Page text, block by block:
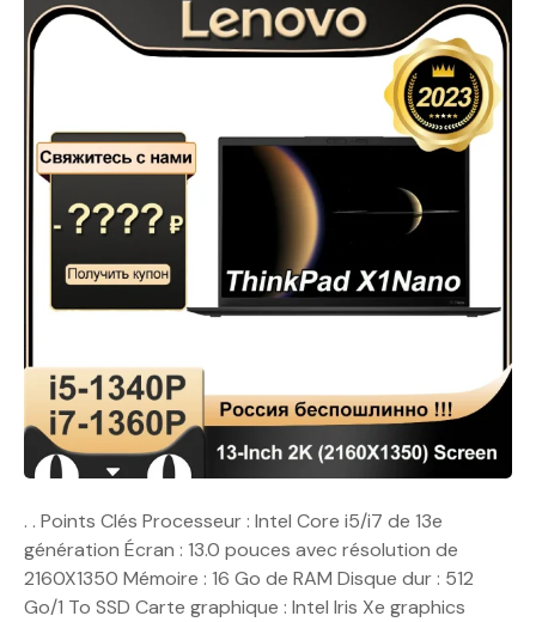
. . Points Clés Processeur : Intel Core i5/i7 de 13e
génération Écran : 13.0 pouces avec résolution de
2160X1350 Mémoire : 16 Go de RAM Disque dur : 512
Go/1 To SSD Carte graphique : Intel Iris Xe graphics